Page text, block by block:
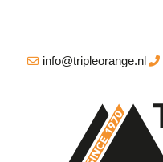
info@tripleorange.nl